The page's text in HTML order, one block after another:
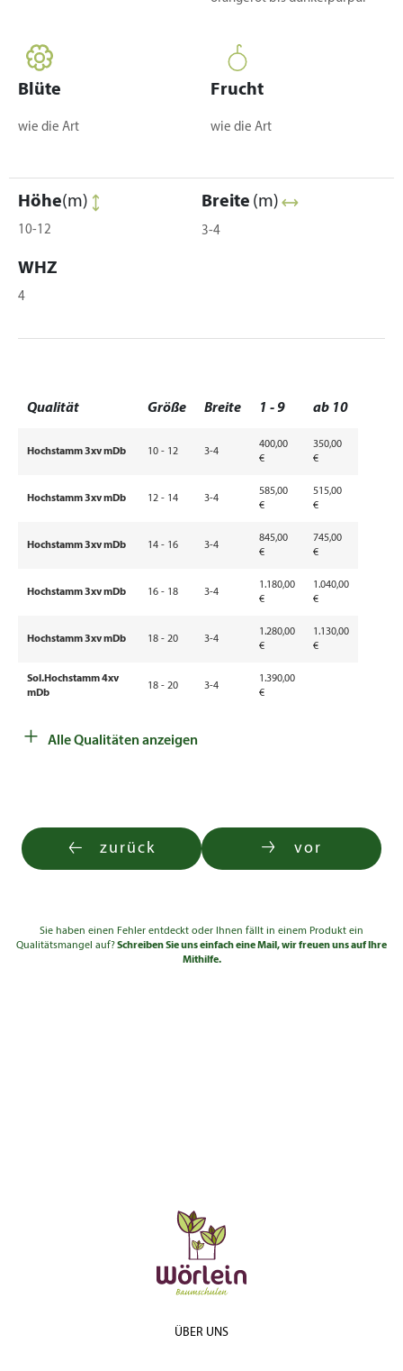
Blüte
wie die Art
Frucht
wie die Art
Höhe(m)
10-12
Breite (m)
3-4
WHZ
4
Qualität Größe Breite 1 - 9 ab 10
Hochstamm 3xv mDb 10 - 12 3-4
400,00
€
350,00
€
Hochstamm 3xv mDb 12 - 14 3-4
585,00
€
515,00
€
Hochstamm 3xv mDb 14 - 16 3-4
845,00
€
745,00
€
Hochstamm 3xv mDb 16 - 18 3-4
1.180,00
€
1.040,00
€
Hochstamm 3xv mDb 18 - 20 3-4
1.280,00
€
1.130,00
€
Sol.Hochstamm 4xv
mDb
18 - 20 3-4
1.390,00
€
mDb
20 - 25
mDb
25 - 30 3-4
Sol.Hochstamm 4xv
25 - 30 3-4
mDb
€
+ Alle Qualitäten anzeigen
zurück vor
Sie haben einen Fehler entdeckt oder Ihnen fällt in einem Produkt ein
Qualitätsmangel auf?Schreiben Sie uns einfach eine Mail, wir freuen uns auf Ihre
Mithilfe.
ÜBER UNS